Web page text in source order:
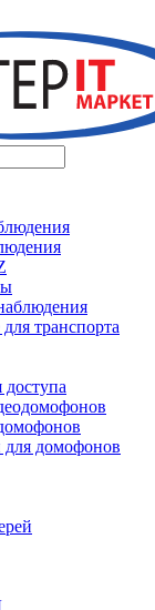
транспорта
домофонов